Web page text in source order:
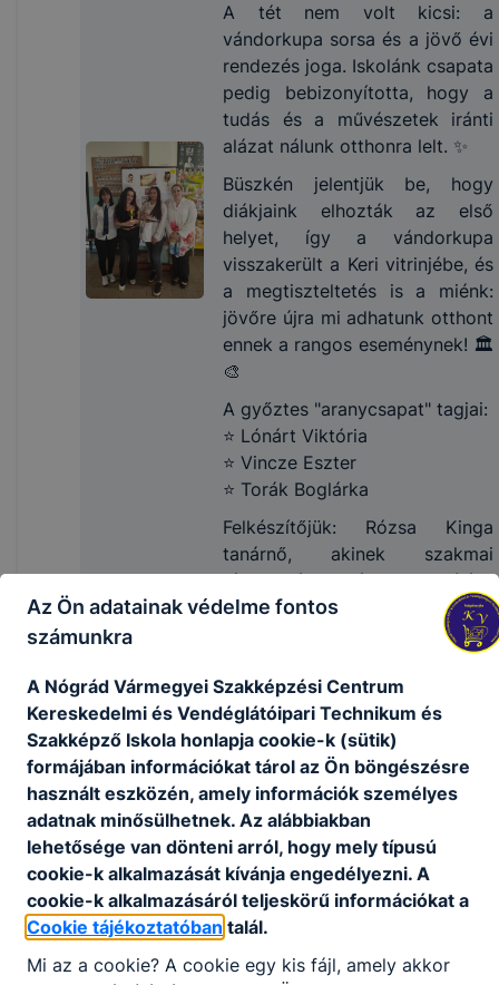
A tét nem volt kicsi: a
vándorkupa sorsa és a jövő évi
rendezés joga. Iskolánk csapata
pedig bebizonyította, hogy a
tudás és a művészetek iránti
alázat nálunk otthonra lelt. ✨
Büszkén jelentjük be, hogy
diákjaink elhozták az első
helyet, így a vándorkupa
visszakerült a Keri vitrinjébe, és
a megtiszteltetés is a miénk:
jövőre újra mi adhatunk otthont
ennek a rangos eseménynek! 🏛️
🎨
A győztes "aranycsapat" tagjai:
⭐ Lónárt Viktória
⭐ Vincze Eszter
⭐ Torák Boglárka
Felkészítőjük: Rózsa Kinga
tanárnő, akinek szakmai
támogatása és lelkesítése
nélkül ez a siker nem
valósulhatott volna meg. 👏
lányoknak a kitartó készülésért
és a magabiztos versenyzésért!
Ismét bebizonyítottátok: a Keris
tudás verhetetlen! 💙🎒
Az Ön adatainak védelme fontos
számunkra
A Nógrád Vármegyei Szakképzési Centrum
Kereskedelmi és Vendéglátóipari Technikum és
Szakképző Iskola honlapja cookie-k (sütik)
formájában információkat tárol az Ön böngészésre
használt eszközén, amely információk személyes
adatnak minősülhetnek. Az alábbiakban
lehetősége van dönteni arról, hogy mely típusú
cookie-k alkalmazását kívánja engedélyezni. A
cookie-k alkalmazásáról teljeskörű információkat a
Cookie tájékoztatóban talál.
Mi az a cookie? A cookie egy kis fájl, amely akkor